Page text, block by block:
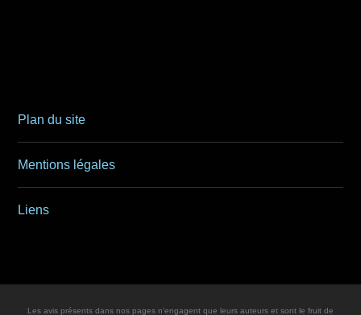
Plan du site
Mentions légales
Liens
Les avis présents dans nos pages n'engagent que leurs auteurs et sont le fruit de